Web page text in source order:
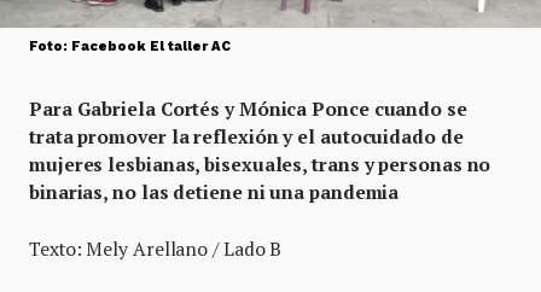
Foto: Facebook El taller AC
Para Gabriela Cortés y Mónica Ponce cuando se
trata promover la reflexión y el autocuidado de
mujeres lesbianas, bisexuales, trans y personas no
binarias, no las detiene ni una pandemia
Texto: Mely Arellano / Lado B